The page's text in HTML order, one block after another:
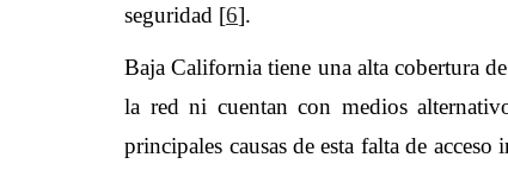
seguridad [6].
Baja California tiene una alta cobertura
la red ni cuentan con medios
principales causas de esta falta de